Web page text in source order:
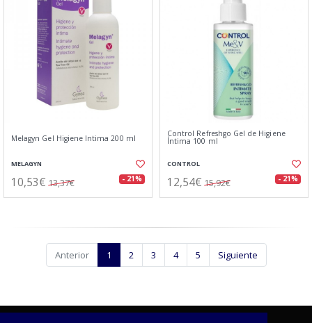
Melagyn Gel Higiene Intima 200 ml
MELAGYN
10,53€ 13,37€ - 21%
Control Refreshgo Gel de Higiene
Íntima 100 ml
CONTROL
12,54€ 15,92€ - 21%
Anterior 1 2 3 4 5 Siguiente